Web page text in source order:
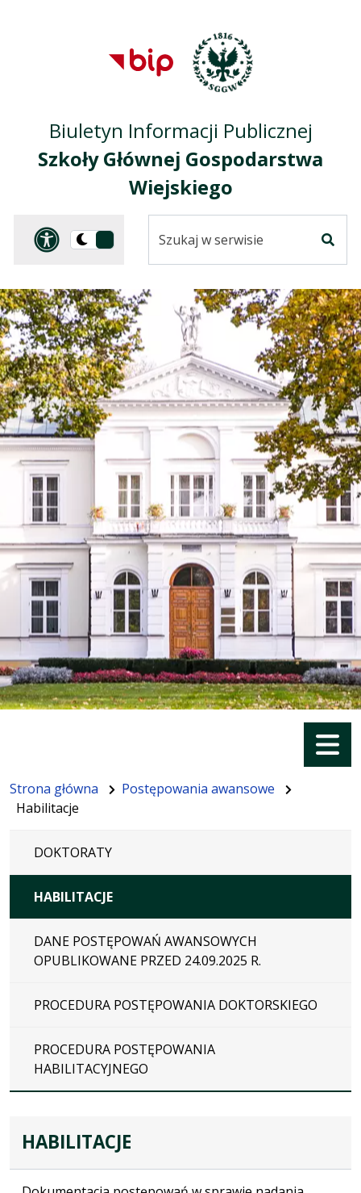
Przejdź do
głównego menu
Przejdź do treści
Przejdź do mapy
serwisu
Biuletyn Informacji Publicznej
Szkoły Głównej Gospodarstwa
Wiejskiego
Panel dostosowania
Przełącz
ciemną
serwisie
Menu
Strona główna
Postępowania awansowe
Habilitacje
DOKTORATY
HABILITACJE
DANE POSTĘPOWAŃ AWANSOWYCH
OPUBLIKOWANE PRZED 24.09.2025 R.
PROCEDURA POSTĘPOWANIA DOKTORSKIEGO
PROCEDURA POSTĘPOWANIA
HABILITACYJNEGO
HABILITACJE